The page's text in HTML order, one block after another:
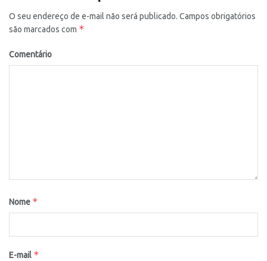
O seu endereço de e-mail não será publicado. Campos obrigatórios
são marcados com *
Comentário
Nome *
E-mail *